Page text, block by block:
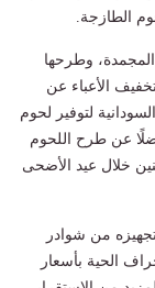
الطازجة.
طنًا من اللحوم المجمدة، وطرحها
الأعباء عن
لتوفير لحوم
رأس مذبوحة، فضلًا عن طرح اللحوم
خلال عيد الأضحى
من شوادر
الحية بأسعار